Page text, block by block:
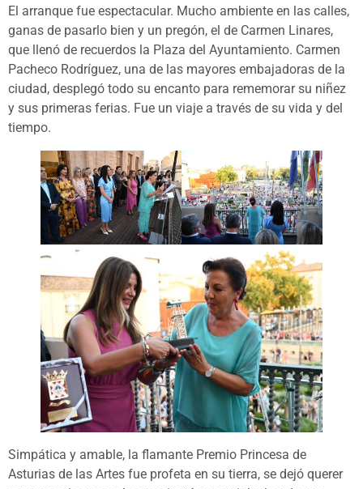
El arranque fue espectacular. Mucho ambiente en las calles,
ganas de pasarlo bien y un pregón, el de Carmen Linares,
que llenó de recuerdos la Plaza del Ayuntamiento. Carmen
Pacheco Rodríguez, una de las mayores embajadoras de la
ciudad, desplegó todo su encanto para rememorar su niñez
y sus primeras ferias. Fue un viaje a través de su vida y del
tiempo.
Simpática y amable, la flamante Premio Princesa de
Asturias de las Artes fue profeta en su tierra, se dejó querer